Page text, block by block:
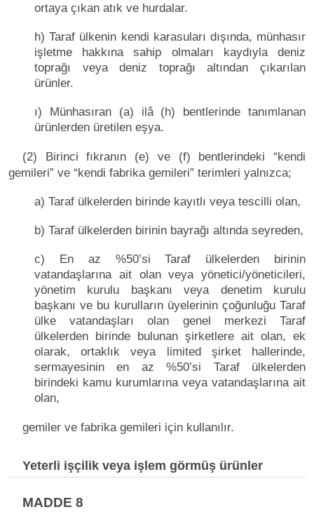
ortaya çıkan atık ve hurdalar.
h) Taraf ülkenin kendi karasuları dışında, münhasır
işletme hakkına sahip olmaları kaydıyla deniz
toprağı veya deniz toprağı altından çıkarılan
ürünler.
ı) Münhasıran (a) ilâ (h) bentlerinde tanımlanan
ürünlerden üretilen eşya.
(2) Birinci fıkranın (e) ve (f) bentlerindeki “kendi
gemileri” ve “kendi fabrika gemileri” terimleri yalnızca;
a) Taraf ülkelerden birinde kayıtlı veya tescilli olan,
b) Taraf ülkelerden birinin bayrağı altında seyreden,
c) En az %50’si Taraf ülkelerden birinin
vatandaşlarına ait olan veya yönetici/yöneticileri,
yönetim kurulu başkanı veya denetim kurulu
başkanı ve bu kurulların üyelerinin çoğunluğu Taraf
ülke vatandaşları olan genel merkezi Taraf
ülkelerden birinde bulunan şirketlere ait olan, ek
olarak, ortaklık veya limited şirket hallerinde,
sermayesinin en az %50’si Taraf ülkelerden
birindeki kamu kurumlarına veya vatandaşlarına ait
olan,
gemiler ve fabrika gemileri için kullanılır.
Yeterli işçilik veya işlem görmüş ürünler
MADDE 8